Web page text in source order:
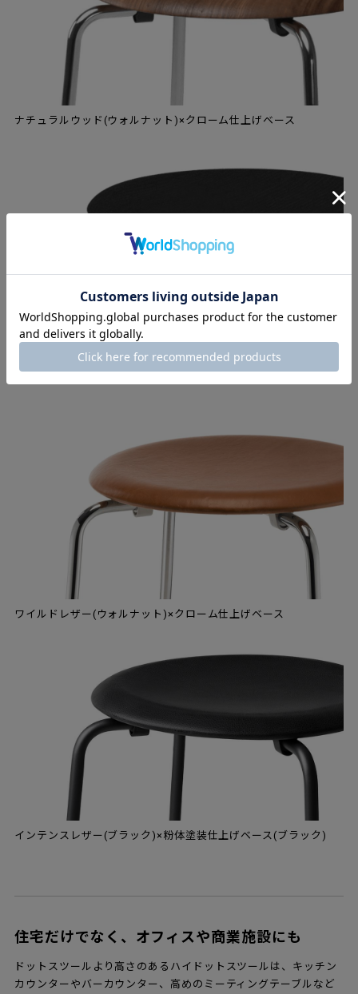
ナチュラルウッド(ウォルナット)×クローム仕上げベース
カラードアッシュ(ブラック)×クローム仕上げベース
ワイルドレザー(ウォルナット)×クローム仕上げベース
インテンスレザー(ブラック)×粉体塗装仕上げベース(ブラック)
住宅だけでなく、オフィスや商業施設にも
ドットスツールより高さのあるハイドットスツールは、キッチン
カウンターやバーカウンター、高めのミーティングテーブルなど